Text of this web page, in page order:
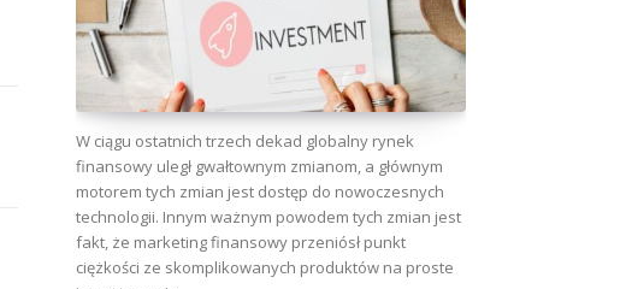
W ciągu ostatnich trzech dekad globalny rynek
finansowy uległ gwałtownym zmianom, a głównym
motorem tych zmian jest dostęp do nowoczesnych
technologii. Innym ważnym powodem tych zmian jest
fakt, że marketing finansowy przeniósł punkt
ciężkości ze skomplikowanych produktów na proste